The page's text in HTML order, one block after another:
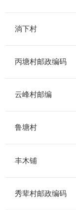
淌下村
丙塘村邮政编码
云峰村邮编
鲁塘村
丰木铺
秀辈村邮政编码